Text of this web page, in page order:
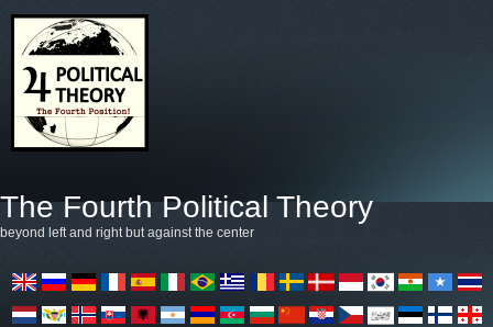
The Fourth Political Theory
beyond left and right but against the center